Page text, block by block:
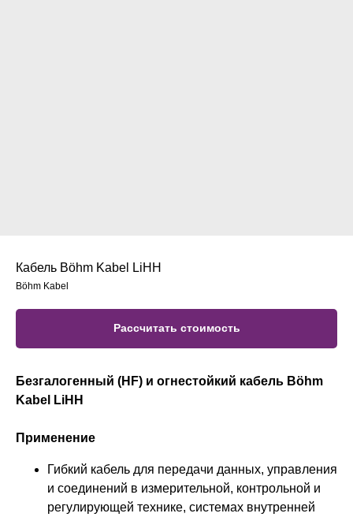
Кабель Böhm Kabel LiHH
Böhm Kabel
Рассчитать стоимость
Безгалогенный (HF) и огнестойкий кабель Böhm
Kabel LiHH
Применение
Гибкий кабель для передачи данных, управления
и соединений в измерительной, контрольной и
регулирующей технике, системах внутренней